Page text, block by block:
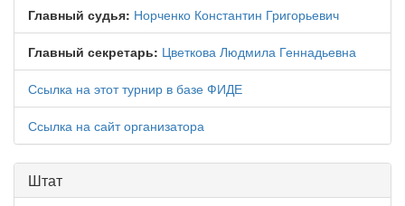
Главный судья: Норченко Константин Григорьевич
Главный секретарь: Цветкова Людмила Геннадьевна
Ссылка на этот турнир в базе ФИДЕ
Ссылка на сайт организатора
Штат